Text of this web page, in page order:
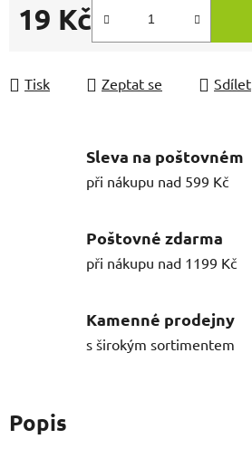
19 Kč
Měrná cena:
Tisk Zeptat se Sdílet
Sleva na poštovném
při nákupu nad 599 Kč
Poštovné zdarma
při nákupu nad 1199 Kč
Kamenné prodejny
s širokým sortimentem
Popis